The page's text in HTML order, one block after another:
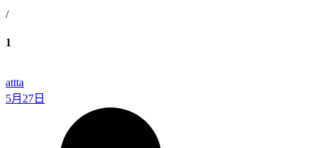
/
1
attta
5月27日